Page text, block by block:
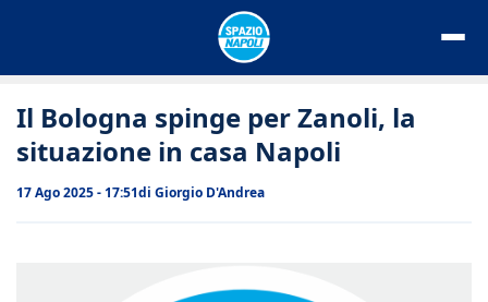
Il Bologna spinge per Zanoli, la
situazione in casa Napoli
17 Ago 2025 - 17:51di Giorgio D'Andrea